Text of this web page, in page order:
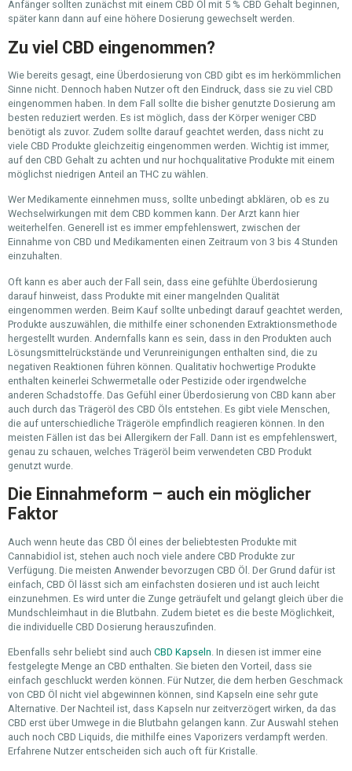
Anfänger sollten zunächst mit einem CBD Öl mit 5 % CBD Gehalt beginnen,
später kann dann auf eine höhere Dosierung gewechselt werden.
Zu viel CBD eingenommen?
Wie bereits gesagt, eine Überdosierung von CBD gibt es im herkömmlichen
Sinne nicht. Dennoch haben Nutzer oft den Eindruck, dass sie zu viel CBD
eingenommen haben. In dem Fall sollte die bisher genutzte Dosierung am
besten reduziert werden. Es ist möglich, dass der Körper weniger CBD
benötigt als zuvor. Zudem sollte darauf geachtet werden, dass nicht zu
viele CBD Produkte gleichzeitig eingenommen werden. Wichtig ist immer,
auf den CBD Gehalt zu achten und nur hochqualitative Produkte mit einem
möglichst niedrigen Anteil an THC zu wählen.
Wer Medikamente einnehmen muss, sollte unbedingt abklären, ob es zu
Wechselwirkungen mit dem CBD kommen kann. Der Arzt kann hier
weiterhelfen. Generell ist es immer empfehlenswert, zwischen der
Einnahme von CBD und Medikamenten einen Zeitraum von 3 bis 4 Stunden
einzuhalten.
Oft kann es aber auch der Fall sein, dass eine gefühlte Überdosierung
darauf hinweist, dass Produkte mit einer mangelnden Qualität
eingenommen werden. Beim Kauf sollte unbedingt darauf geachtet werden,
Produkte auszuwählen, die mithilfe einer schonenden Extraktionsmethode
hergestellt wurden. Andernfalls kann es sein, dass in den Produkten auch
Lösungsmittelrückstände und Verunreinigungen enthalten sind, die zu
negativen Reaktionen führen können. Qualitativ hochwertige Produkte
enthalten keinerlei Schwermetalle oder Pestizide oder irgendwelche
anderen Schadstoffe. Das Gefühl einer Überdosierung von CBD kann aber
auch durch das Trägeröl des CBD Öls entstehen. Es gibt viele Menschen,
die auf unterschiedliche Trägeröle empfindlich reagieren können. In den
meisten Fällen ist das bei Allergikern der Fall. Dann ist es empfehlenswert,
genau zu schauen, welches Trägeröl beim verwendeten CBD Produkt
genutzt wurde.
Die Einnahmeform – auch ein möglicher
Faktor
Auch wenn heute das CBD Öl eines der beliebtesten Produkte mit
Cannabidiol ist, stehen auch noch viele andere CBD Produkte zur
Verfügung. Die meisten Anwender bevorzugen CBD Öl. Der Grund dafür ist
einfach, CBD Öl lässt sich am einfachsten dosieren und ist auch leicht
einzunehmen. Es wird unter die Zunge geträufelt und gelangt gleich über die
Mundschleimhaut in die Blutbahn. Zudem bietet es die beste Möglichkeit,
die individuelle CBD Dosierung herauszufinden.
Ebenfalls sehr beliebt sind auch CBD Kapseln . In diesen ist immer eine
festgelegte Menge an CBD enthalten. Sie bieten den Vorteil, dass sie
einfach geschluckt werden können. Für Nutzer, die dem herben Geschmack
von CBD Öl nicht viel abgewinnen können, sind Kapseln eine sehr gute
Alternative. Der Nachteil ist, dass Kapseln nur zeitverzögert wirken, da das
CBD erst über Umwege in die Blutbahn gelangen kann. Zur Auswahl stehen
auch noch CBD Liquids, die mithilfe eines Vaporizers verdampft werden.
Erfahrene Nutzer entscheiden sich auch oft für Kristalle.